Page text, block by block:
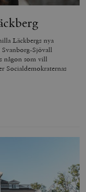
Läckbergs nya
Sjövall
någon som vill
Socialdemokraternas